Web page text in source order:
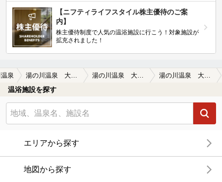
【ニフティライフスタイル株主優待のご案
内】
株主優待制度で人気の温浴施設に行こう！対象施設が
拡充されました！
泉 湯の川温泉 大黒屋旅館 湯の川温泉 大黒屋旅館の口コミ一覧 湯の川温泉 大黒屋旅館の口コミ お湯はとても良いです。
温浴施設を探す
エリアから探す
地図から探す